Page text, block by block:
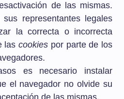
de las mismas.
representantes legales
la correcta o incorrecta
lascookies por parte de los
es necesario instalar
el navegador no olvide su
de las mismas.